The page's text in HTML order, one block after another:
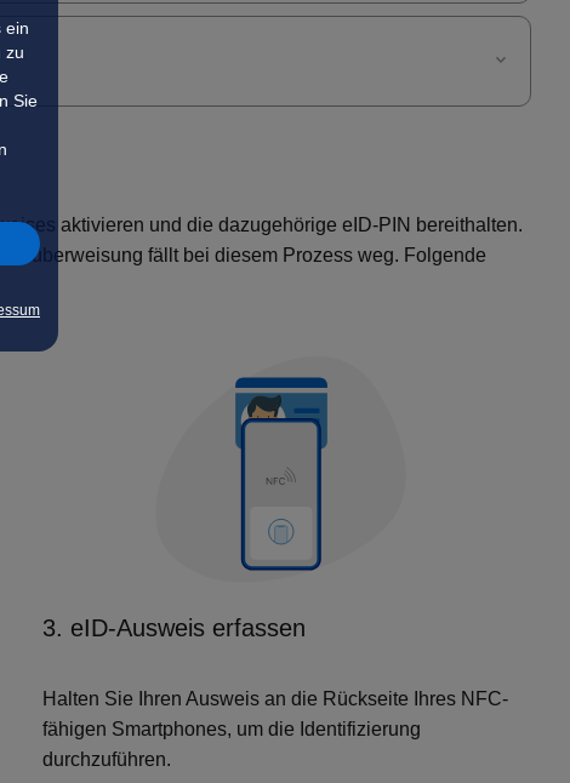
ein
zu
Sie
aktivieren und die dazugehörige eID-PIN bereithalten.
fällt bei diesem Prozess weg. Folgende
3. eID-Ausweis erfassen
Halten Sie Ihren Ausweis an die Rückseite Ihres NFC-
fähigen Smartphones, um die Identifizierung
durchzuführen.